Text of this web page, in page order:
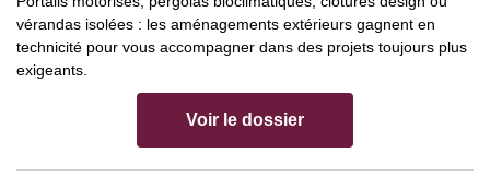
vérandas isolées : les aménagements extérieurs gagnent en
technicité pour vous accompagner dans des projets toujours plus
exigeants.
Voir le dossier